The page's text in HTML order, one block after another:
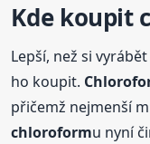
Kde koupit
Lepší, než si
ho koupit.
přičemž nejmenší
chloroformu nyní